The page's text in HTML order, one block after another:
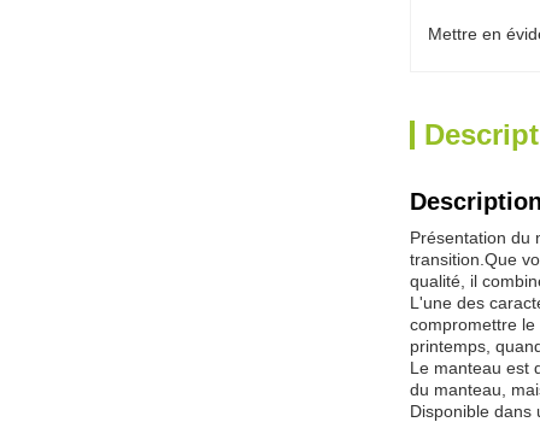
Mettre en
Présentation du
transition.Que
qualité, il
L'une des
compromettre
printemps,
Le manteau est
du manteau,
Disponible dans